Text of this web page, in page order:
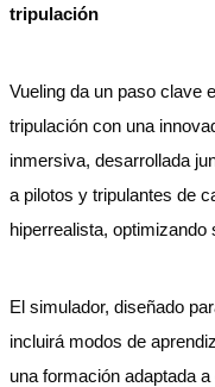
tripulación
Vueling da un paso clave
tripulación con una
inmersiva, desarrollada
a pilotos y tripulantes de
hiperrealista,
El simulador, diseñado
incluirá modos de
una formación adaptada